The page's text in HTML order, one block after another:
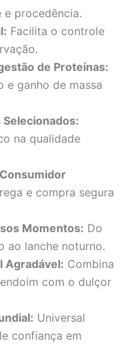
e procedência.
Facilita o controle
de Proteínas:
e ganho de massa
na qualidade
e compra segura
Momentos: Do
ao lanche noturno.
Agradável: Combina
com o dulçor
Universal
confiança em